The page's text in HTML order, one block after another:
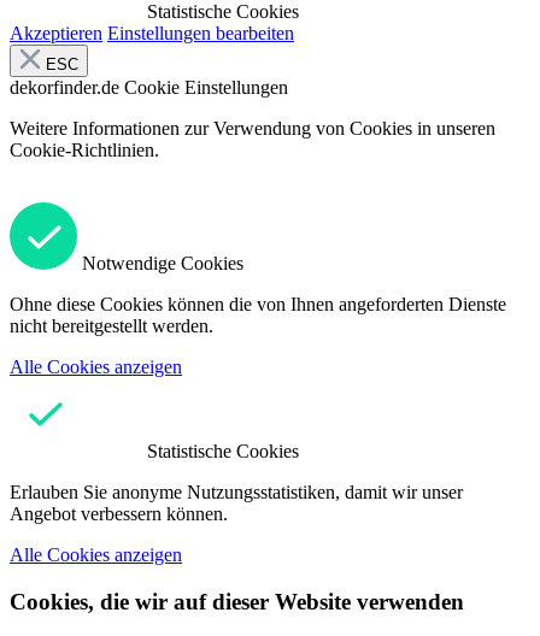
Statistische Cookies
Akzeptieren Einstellungen bearbeiten
ESC
dekorfinder.de Cookie Einstellungen
Weitere Informationen zur Verwendung von Cookies in unseren
Cookie-Richtlinien.
Notwendige Cookies
Ohne diese Cookies können die von Ihnen angeforderten Dienste
nicht bereitgestellt werden.
Alle Cookies anzeigen
Statistische Cookies
Erlauben Sie anonyme Nutzungsstatistiken, damit wir unser
Angebot verbessern können.
Alle Cookies anzeigen
Cookies, die wir auf dieser Website verwenden